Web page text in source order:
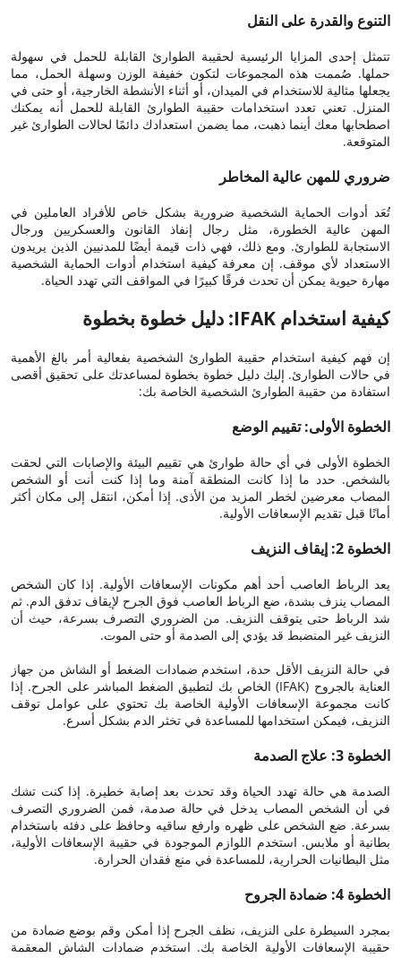
التنوع والقدرة على النقل
تتمثل إحدى المزايا الرئيسية لحقيبة الطوارئ القابلة للحمل في سهولة
حملها. صُممت هذه المجموعات لتكون خفيفة الوزن وسهلة الحمل، مما
يجعلها مثالية للاستخدام في الميدان، أو أثناء الأنشطة الخارجية، أو حتى في
المنزل. تعني تعدد استخدامات حقيبة الطوارئ القابلة للحمل أنه يمكنك
اصطحابها معك أينما ذهبت، مما يضمن استعدادك دائمًا لحالات الطوارئ غير
المتوقعة.
ضروري للمهن عالية المخاطر
تُعَد أدوات الحماية الشخصية ضرورية بشكل خاص للأفراد العاملين في
المهن عالية الخطورة، مثل رجال إنفاذ القانون والعسكريين ورجال
الاستجابة للطوارئ. ومع ذلك، فهي ذات قيمة أيضًا للمدنيين الذين يريدون
الاستعداد لأي موقف. إن معرفة كيفية استخدام أدوات الحماية الشخصية
مهارة حيوية يمكن أن تحدث فرقًا كبيرًا في المواقف التي تهدد الحياة.
كيفية استخدام IFAK: دليل خطوة بخطوة
إن فهم كيفية استخدام حقيبة الطوارئ الشخصية بفعالية أمر بالغ الأهمية
في حالات الطوارئ. إليك دليل خطوة بخطوة لمساعدتك على تحقيق أقصى
استفادة من حقيبة الطوارئ الشخصية الخاصة بك:
الخطوة الأولى: تقييم الوضع
الخطوة الأولى في أي حالة طوارئ هي تقييم البيئة والإصابات التي لحقت
بالشخص. حدد ما إذا كانت المنطقة آمنة وما إذا كنت أنت أو الشخص
المصاب معرضين لخطر المزيد من الأذى. إذا أمكن، انتقل إلى مكان أكثر
أمانًا قبل تقديم الإسعافات الأولية.
الخطوة 2: إيقاف النزيف
يعد الرباط العاصب أحد أهم مكونات الإسعافات الأولية. إذا كان الشخص
المصاب ينزف بشدة، ضع الرباط العاصب فوق الجرح لإيقاف تدفق الدم. ثم
شد الرباط حتى يتوقف النزيف. من الضروري التصرف بسرعة، حيث أن
النزيف غير المنضبط قد يؤدي إلى الصدمة أو حتى الموت.
في حالة النزيف الأقل حدة، استخدم ضمادات الضغط أو الشاش من جهاز
العناية بالجروح (IFAK) الخاص بك لتطبيق الضغط المباشر على الجرح. إذا
كانت مجموعة الإسعافات الأولية الخاصة بك تحتوي على عوامل توقف
النزيف، فيمكن استخدامها للمساعدة في تخثر الدم بشكل أسرع.
الخطوة 3: علاج الصدمة
الصدمة هي حالة تهدد الحياة وقد تحدث بعد إصابة خطيرة. إذا كنت تشك
في أن الشخص المصاب يدخل في حالة صدمة، فمن الضروري التصرف
بسرعة. ضع الشخص على ظهره وارفع ساقيه وحافظ على دفئه باستخدام
بطانية أو ملابس. استخدم اللوازم الموجودة في حقيبة الإسعافات الأولية،
مثل البطانيات الحرارية، للمساعدة في منع فقدان الحرارة.
الخطوة 4: ضمادة الجروح
بمجرد السيطرة على النزيف، نظف الجرح إذا أمكن وقم بوضع ضمادة من
حقيبة الإسعافات الأولية الخاصة بك. استخدم ضمادات الشاش المعقمة